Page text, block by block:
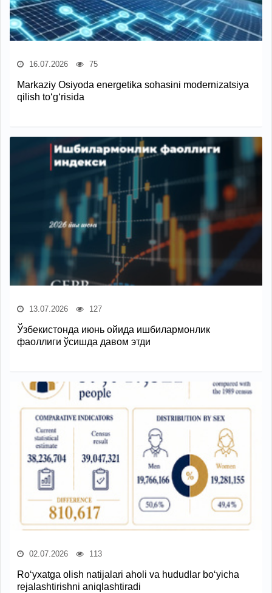
16.07.2026 75
Markaziy Osiyoda energetika sohasini modernizatsiya
qilish to‘g‘risida
13.07.2026 127
Ўзбекистонда июнь ойида ишбилармонлик
фаоллиги ўсишда давом этди
02.07.2026 113
Ro‘yxatga olish natijalari aholi va hududlar bo‘yicha
rejalashtirishni aniqlashtiradi